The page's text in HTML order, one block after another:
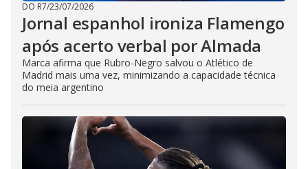
DO R7/23/07/2026
Jornal espanhol ironiza Flamengo
após acerto verbal por Almada
Marca afirma que Rubro-Negro salvou o Atlético de
Madrid mais uma vez, minimizando a capacidade técnica
do meia argentino